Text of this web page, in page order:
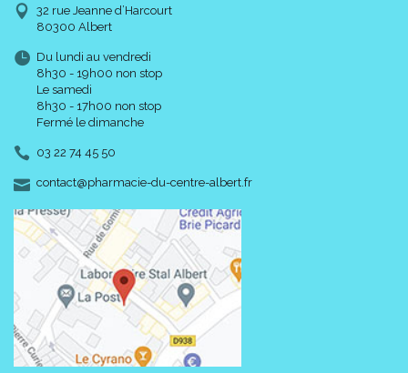
32 rue Jeanne d’Harcourt
80300 Albert
Du lundi au vendredi
8h30 - 19h00 non stop
Le samedi
8h30 - 17h00 non stop
Fermé le dimanche
03 22 74 45 50
contact-
@-
pharmacie-du-centre-albert.fr